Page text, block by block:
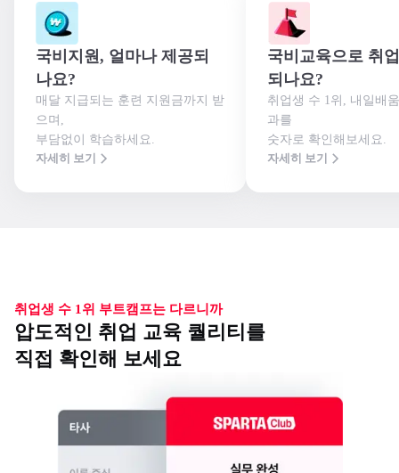
국비지원, 얼마나 제공되
나요?
매달 지급되는 훈련 지원금까지 받
으며,
부담없이 학습하세요.
자세히 보기
국비교육으로 취
되나요?
취업생 수 1위, 내일배
과를
숫자로 확인해보세요.
자세히 보기
취업생 수 1위 부트캠프는 다르니까
압도적인 취업 교육 퀄리티를
직접 확인해 보세요